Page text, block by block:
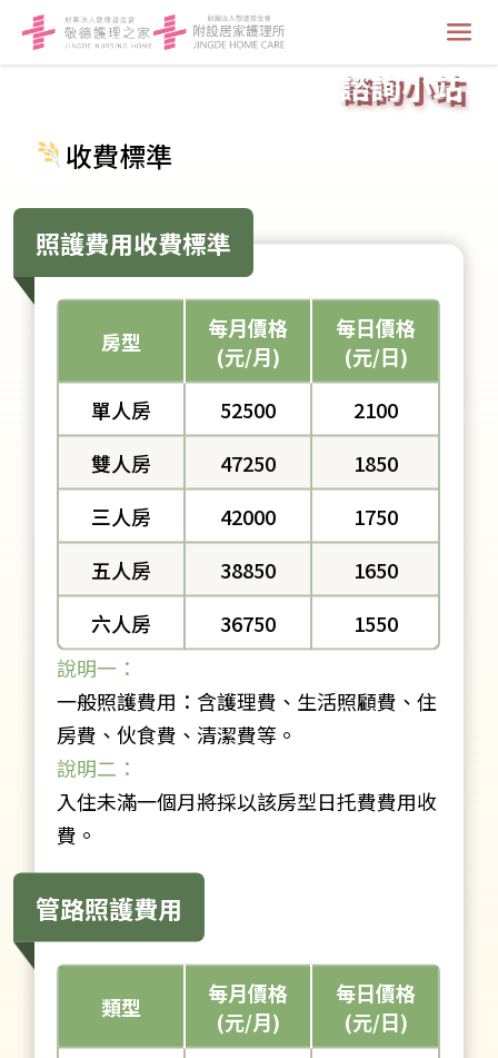
諮詢小站
收費標準
照護費用收費標準
房型
每月價格
(元/月)
每日價格
(元/日)
單人房
52500
2100
雙人房
47250
1850
三人房
42000
1750
五人房
38850
1650
六人房
36750
1550
說明一：
一般照護費用：含護理費、生活照顧費、住
房費、伙食費、清潔費等。
說明二：
入住未滿一個月將採以該房型日托費費用收
費。
管路照護費用
類型
每月價格
(元/月)
每日價格
(元/日)